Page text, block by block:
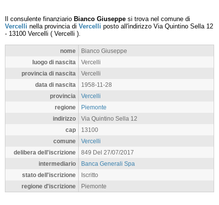
Il consulente finanziario Bianco Giuseppe si trova nel comune di
Vercelli nella provincia di Vercelli posto all'indirizzo Via Quintino Sella 12
- 13100 Vercelli ( Vercelli ).
nome
Bianco Giuseppe
luogo di nascita
Vercelli
provincia di nascita
Vercelli
data di nascita
1958-11-28
provincia
Vercelli
regione
Piemonte
indirizzo
Via Quintino Sella 12
cap
13100
comune
Vercelli
delibera dell'iscrizione
849 Del 27/07/2017
intermediario
Banca Generali Spa
stato dell'iscrizione
Iscritto
regione d'iscrizione
Piemonte